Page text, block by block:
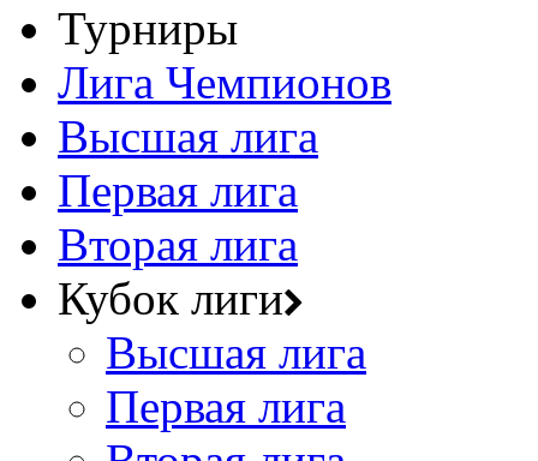
Турниры
Лига Чемпионов
Высшая лига
Первая лига
Вторая лига
Кубок лиги
Высшая лига
Первая лига